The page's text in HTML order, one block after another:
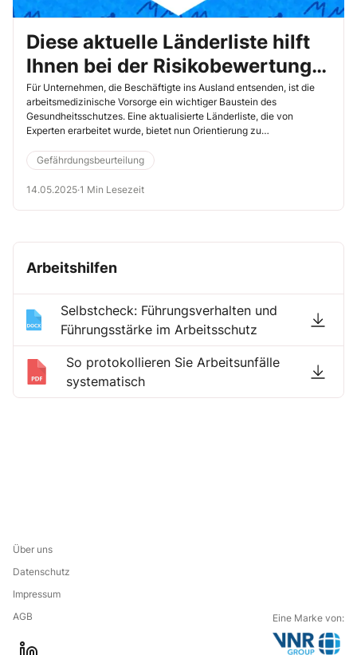
Diese aktuelle Länderliste hilft
Ihnen bei der Risikobewertung
für Geschäftsreisen
Für Unternehmen, die Beschäftigte ins Ausland entsenden, ist die
arbeitsmedizinische Vorsorge ein wichtiger Baustein des
Gesundheitsschutzes. Eine aktualisierte Länderliste, die von
Experten erarbeitet wurde, bietet nun Orientierung zu
in 232 Ländern und Regionen. Sie unterscheidet drei
Gefährdungsstufen und hilft Ihnen, das Risiko von Dienstreisen
gezielt einzuschätzen.
Gefährdungsbeurteilung
14.05.2025·1 Min Lesezeit
Arbeitshilfen
Selbstcheck: Führungsverhalten und
Führungsstärke im Arbeitsschutz
So protokollieren Sie Arbeitsunfälle
systematisch
Über uns
Datenschutz
Impressum
AGB
Eine Marke von: